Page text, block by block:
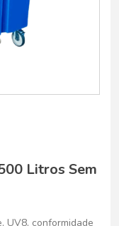
Litros Sem
UV8, conformidade